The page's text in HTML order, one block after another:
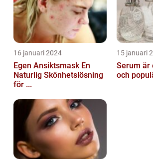
16 januari 2024
Egen Ansiktsmask En
Naturlig Skönhetslösning
för ...
15 januari
Serum är
och